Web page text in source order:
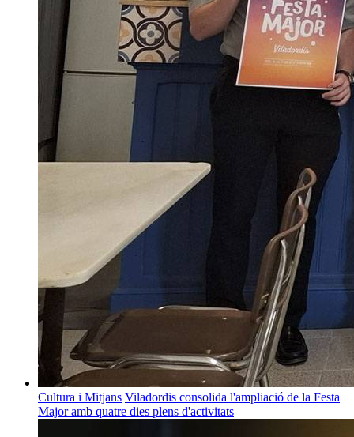
Cultura i Mitjans Viladordis consolida l'ampliació de la Festa
Major amb quatre dies plens d'activitats